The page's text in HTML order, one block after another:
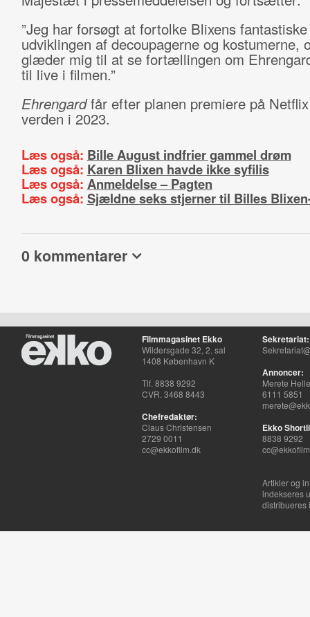
”Jeg har forsøgt at fortolke Blixens
udviklingen af decoupagerne og kostumerne,
glæder mig til at se fortællingen om
til live i filmen.”
Ehrengardfår efter planen premiere på
verden i 2023.
Læs også: Bille August indfrier gammel drøm
Læs også: Karen Blixen havde ikke syfilis
Læs også: Anmeldelse – Pagten
Læs også: Sjældne seks stjerner til Billes
0 kommentarer
Filmmagasinet Ekko
Wildersgade 32, 2. sal
1408 København K
Tlf. 8838 9292
CVR. 3468 8443
Chefredaktør:
Claus Christensen
2729 0011
cc@ekkofilm.dk
Sekretariat:
Annoncer:
Merete
6111 5851
Ekko
8838 9292
Artikler og
indekseres
distribueres